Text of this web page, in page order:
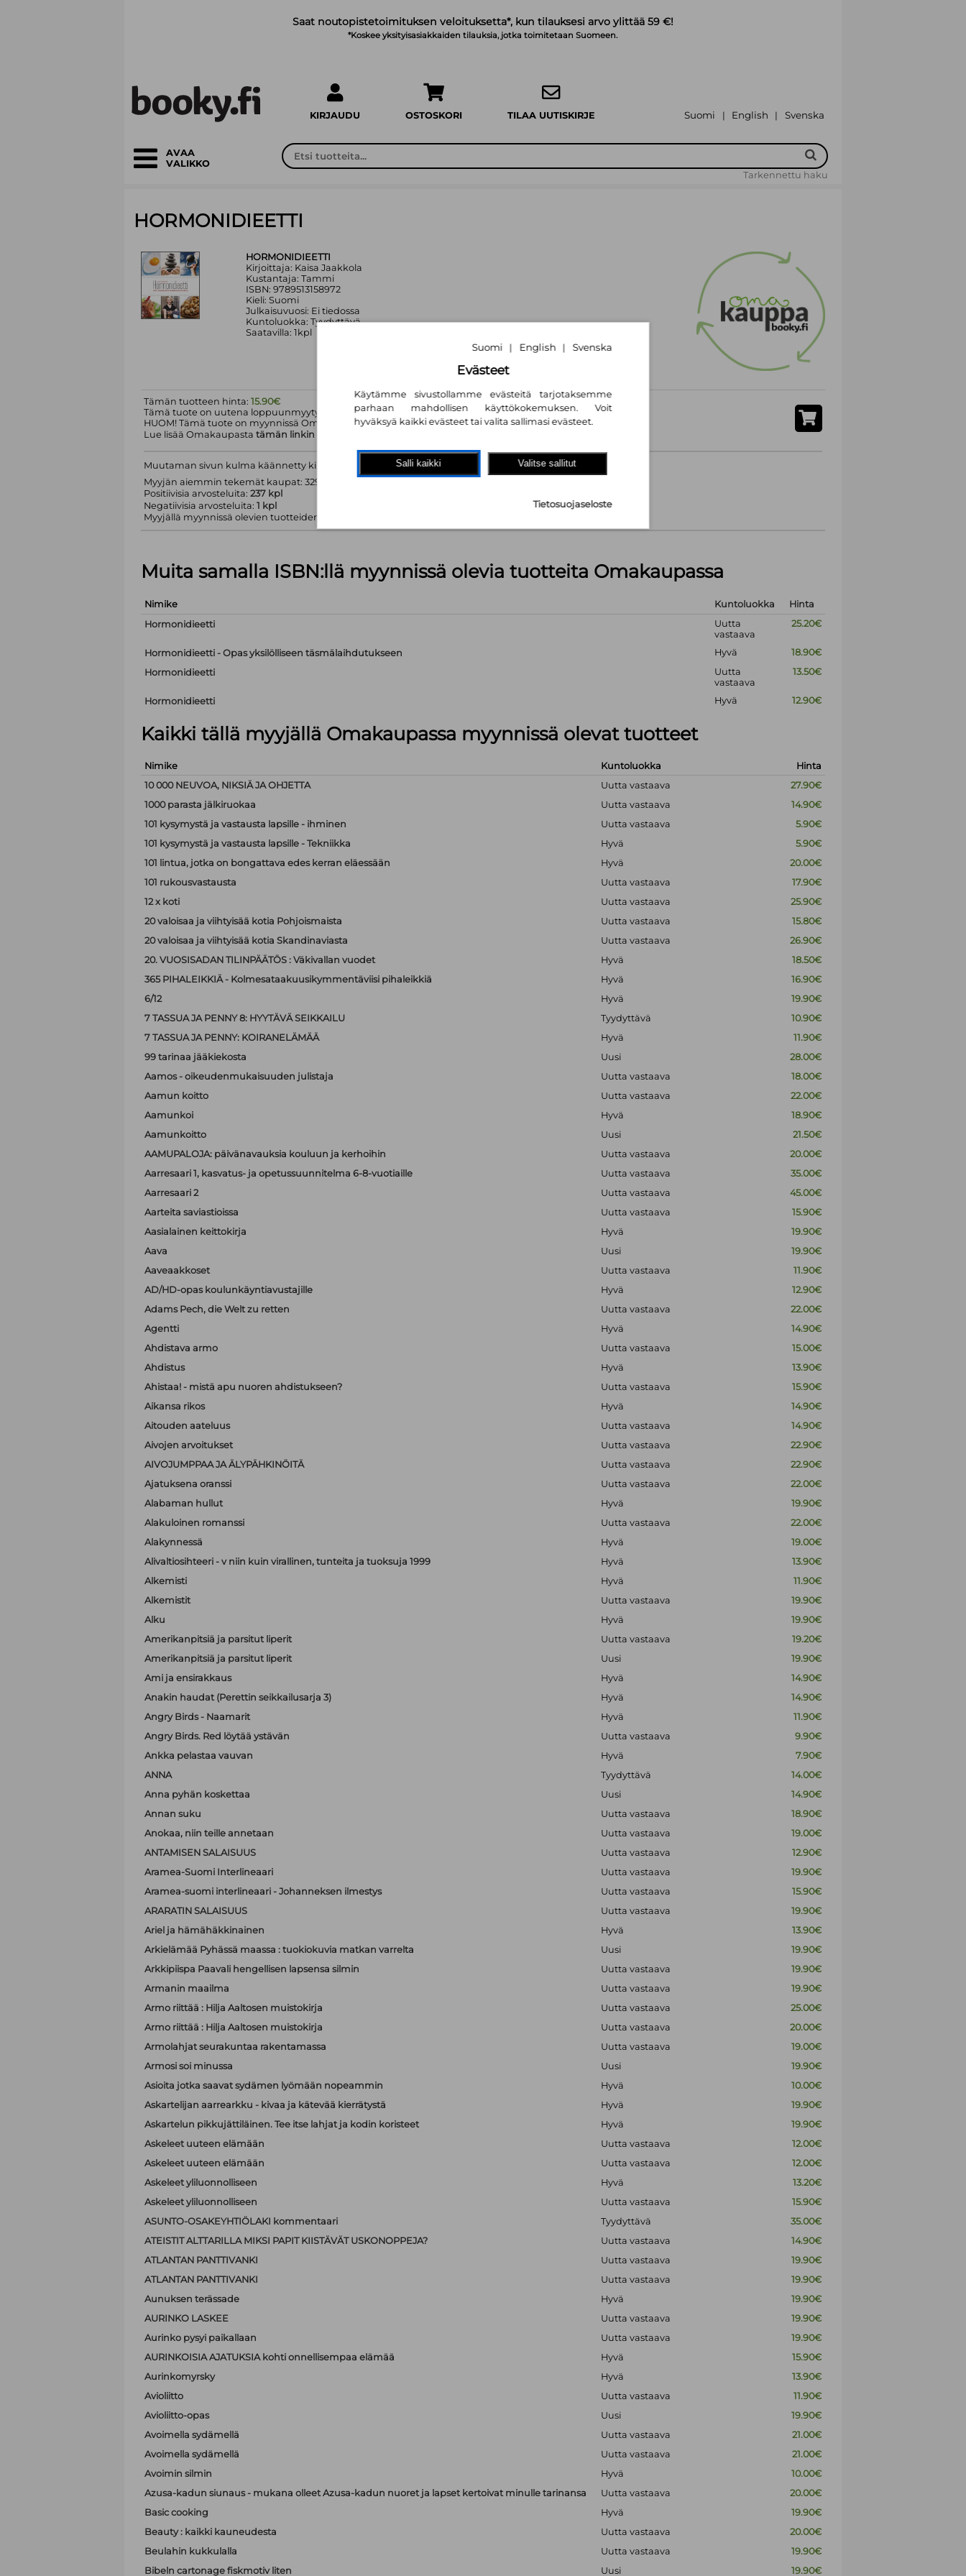
Saat noutopistetoimituksen veloituksetta*, kun tilauksesi arvo ylittää 59 €!
*Koskee yksityisasiakkaiden tilauksia, jotka toimitetaan Suomeen.
KIRJAUDU OSTOSKORI TILAA UUTISKIRJE Suomi | English | Svenska
AVAA
VALIKKO
Tarkennettu haku
HORMONIDIEETTI
HORMONIDIEETTI
Kirjoittaja: Kaisa Jaakkola
Kustantaja: Tammi
ISBN: 9789513158972
Kieli: Suomi
Julkaisuvuosi: Ei tiedossa
Kuntoluokka: Tyydyttävä
Saatavilla: 1kpl
Tämän tuotteen hinta: 15.90€
Tämä tuote on uutena loppuunmyyty.
HUOM! Tämä tuote on myynnissä Omakaupassa
Lue lisää Omakaupasta tämän linkin
Muutaman sivun kulma käännetty kirjanmerkiksi
Myyjän aiemmin tekemät kaupat: 329 kpl
Positiivisia arvosteluita: 237 kpl
Negatiivisia arvosteluita: 1 kpl
Myyjällä myynnissä olevien tuotteiden määrä (kts. alla): 1499 kpl
Muita samalla ISBN:llä myynnissä olevia tuotteita Omakaupassa
Nimike Kuntoluokka
Hinta
Hormonidieetti
Uutta
vastaava
25.20€
Hormonidieetti - Opas yksilölliseen täsmälaihdutukseen Hyvä
18.90€
Hormonidieetti
Uutta
vastaava
13.50€
Hormonidieetti Hyvä 12.90€
Kaikki tällä myyjällä Omakaupassa myynnissä olevat tuotteet
Nimike Kuntoluokka
Hinta
10 000 NEUVOA, NIKSIÄ JA OHJETTA
Uutta vastaava
27.90€
1000 parasta jälkiruokaa
Uutta vastaava
14.90€
101 kysymystä ja vastausta lapsille - ihminen
Uutta vastaava
5.90€
101 kysymystä ja vastausta lapsille - Tekniikka
Hyvä
5.90€
101 lintua, jotka on bongattava edes kerran eläessään
Hyvä
20.00€
101 rukousvastausta
Uutta vastaava
17.90€
12 x koti
Uutta vastaava
25.90€
20 valoisaa ja viihtyisää kotia Pohjoismaista
Uutta vastaava
15.80€
20 valoisaa ja viihtyisää kotia Skandinaviasta
Uutta vastaava
26.90€
20. VUOSISADAN TILINPÄÄTÖS : Väkivallan vuodet
Hyvä
18.50€
365 PIHALEIKKIÄ - Kolmesataakuusikymmentäviisi pihaleikkiä
Hyvä
16.90€
6/12
Hyvä
19.90€
7 TASSUA JA PENNY 8: HYYTÄVÄ SEIKKAILU
Tyydyttävä
10.90€
7 TASSUA JA PENNY: KOIRANELÄMÄÄ
Hyvä
11.90€
99 tarinaa jääkiekosta
Uusi
28.00€
Aamos - oikeudenmukaisuuden julistaja
Uutta vastaava
18.00€
Aamun koitto
Uutta vastaava
22.00€
Aamunkoi
Hyvä
18.90€
Aamunkoitto
Uusi
21.50€
AAMUPALOJA: päivänavauksia kouluun ja kerhoihin
Uutta vastaava
20.00€
Aarresaari 1, kasvatus- ja opetussuunnitelma 6-8-vuotiaille
Uutta vastaava
35.00€
Aarresaari 2
Uutta vastaava
45.00€
Aarteita saviastioissa
Uutta vastaava
15.90€
Aasialainen keittokirja
Hyvä
19.90€
Aava
Uusi
19.90€
Aaveaakkoset
Uutta vastaava
11.90€
AD/HD-opas koulunkäyntiavustajille
Hyvä
12.90€
Adams Pech, die Welt zu retten
Uutta vastaava
22.00€
Agentti
Hyvä
14.90€
Ahdistava armo
Uutta vastaava
15.00€
Ahdistus
Hyvä
13.90€
Ahistaa! - mistä apu nuoren ahdistukseen?
Uutta vastaava
15.90€
Aikansa rikos
Hyvä
14.90€
Aitouden aateluus
Uutta vastaava
14.90€
Aivojen arvoitukset
Uutta vastaava
22.90€
AIVOJUMPPAA JA ÄLYPÄHKINÖITÄ
Uutta vastaava
22.90€
Ajatuksena oranssi
Uutta vastaava
22.00€
Alabaman hullut
Hyvä
19.90€
Alakuloinen romanssi
Uutta vastaava
22.00€
Alakynnessä
Hyvä
19.00€
Alivaltiosihteeri - v niin kuin virallinen, tunteita ja tuoksuja 1999
Hyvä
13.90€
Alkemisti
Hyvä
11.90€
Alkemistit
Uutta vastaava
19.90€
Alku
Hyvä
19.90€
Amerikanpitsiä ja parsitut liperit
Uutta vastaava
19.20€
Amerikanpitsiä ja parsitut liperit
Uusi
19.90€
Ami ja ensirakkaus
Hyvä
14.90€
Anakin haudat (Perettin seikkailusarja 3)
Hyvä
14.90€
Angry Birds - Naamarit
Hyvä
11.90€
Angry Birds. Red löytää ystävän
Uutta vastaava
9.90€
Ankka pelastaa vauvan
Hyvä
7.90€
ANNA
Tyydyttävä
14.00€
Anna pyhän koskettaa
Uusi
14.90€
Annan suku
Uutta vastaava
18.90€
Anokaa, niin teille annetaan
Uutta vastaava
19.00€
ANTAMISEN SALAISUUS
Uutta vastaava
12.90€
Aramea-Suomi Interlineaari
Uutta vastaava
19.90€
Aramea-suomi interlineaari - Johanneksen ilmestys
Uutta vastaava
15.90€
ARARATIN SALAISUUS
Uutta vastaava
19.90€
Ariel ja hämähäkkinainen
Hyvä
13.90€
Arkielämää Pyhässä maassa : tuokiokuvia matkan varrelta
Uusi
19.90€
Arkkipiispa Paavali hengellisen lapsensa silmin
Uutta vastaava
19.90€
Armanin maailma
Uutta vastaava
19.90€
Armo riittää : Hilja Aaltosen muistokirja
Uutta vastaava
25.00€
Armo riittää : Hilja Aaltosen muistokirja
Uutta vastaava
20.00€
Armolahjat seurakuntaa rakentamassa
Uutta vastaava
19.00€
Armosi soi minussa
Uusi
19.90€
Asioita jotka saavat sydämen lyömään nopeammin
Hyvä
10.00€
Askartelijan aarrearkku - kivaa ja kätevää kierrätystä
Hyvä
19.90€
Askartelun pikkujättiläinen. Tee itse lahjat ja kodin koristeet
Hyvä
19.90€
Askeleet uuteen elämään
Uutta vastaava
12.00€
Askeleet uuteen elämään
Uutta vastaava
12.00€
Askeleet yliluonnolliseen
Hyvä
13.20€
Askeleet yliluonnolliseen
Uutta vastaava
15.90€
ASUNTO-OSAKEYHTIÖLAKI kommentaari
Tyydyttävä
35.00€
ATEISTIT ALTTARILLA MIKSI PAPIT KIISTÄVÄT USKONOPPEJA?
Uutta vastaava
14.90€
ATLANTAN PANTTIVANKI
Uutta vastaava
19.90€
ATLANTAN PANTTIVANKI
Uutta vastaava
19.90€
Aunuksen terässade
Hyvä
19.90€
AURINKO LASKEE
Uutta vastaava
19.90€
Aurinko pysyi paikallaan
Uutta vastaava
19.90€
AURINKOISIA AJATUKSIA kohti onnellisempaa elämää
Hyvä
15.90€
Aurinkomyrsky
Hyvä
13.90€
Avioliitto
Uutta vastaava
11.90€
Avioliitto-opas
Uusi
19.90€
Avoimella sydämellä
Uutta vastaava
21.00€
Avoimella sydämellä
Uutta vastaava
21.00€
Avoimin silmin
Hyvä
10.00€
Azusa-kadun siunaus - mukana olleet Azusa-kadun nuoret ja lapset kertoivat minulle tarinansa
Uutta vastaava
20.00€
Basic cooking
Hyvä
19.90€
Beauty : kaikki kauneudesta
Uutta vastaava
20.00€
Beulahin kukkulalla
Uutta vastaava
19.90€
Bibeln cartonage fiskmotiv liten
Uusi 19.90€
Suomi | English | Svenska
Evästeet
Käytämme sivustollamme evästeitä tarjotaksemme
parhaan mahdollisen käyttökokemuksen. Voit
hyväksyä kaikki evästeet tai valita sallimasi evästeet.
Salli kaikki Valitse sallitut
Tietosuojaseloste